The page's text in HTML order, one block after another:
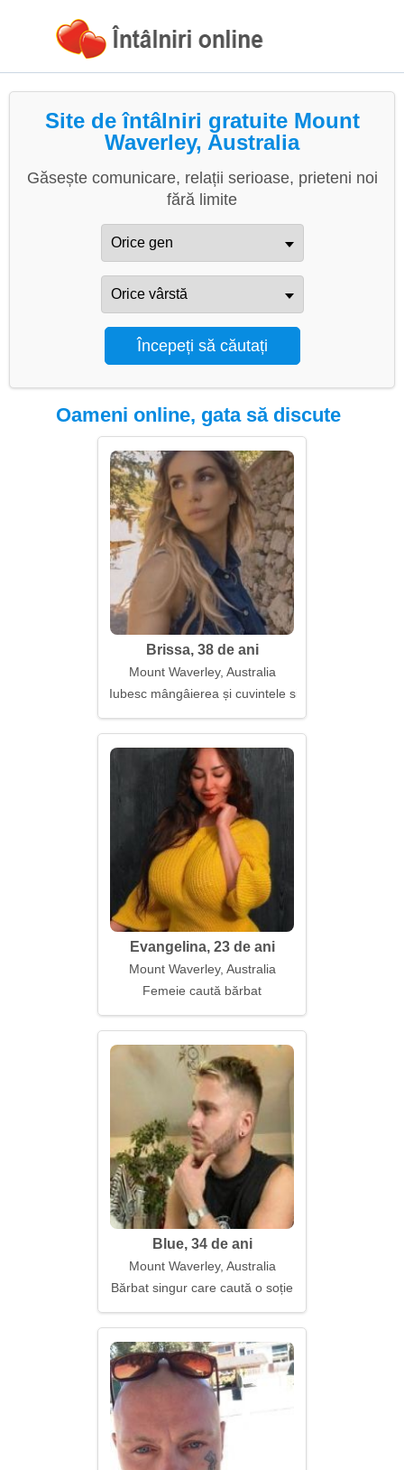
Site de întâlniri gratuite Mount
Waverley, Australia
Găsește comunicare, relații serioase, prieteni noi
fără limite
Oameni online, gata să discute
Brissa, 38 de ani
Mount Waverley, Australia
Iubesc mângâierea și cuvintele sincere
Evangelina, 23 de ani
Mount Waverley, Australia
Femeie caută bărbat
Blue, 34 de ani
Mount Waverley, Australia
Bărbat singur care caută o soție